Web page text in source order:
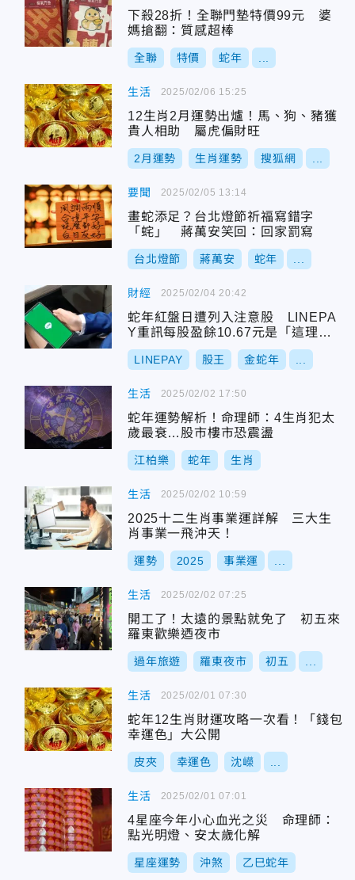
下殺28折！全聯門墊特價99元 婆
媽搶翻：質感超棒
全聯 特價 蛇年
生活
12生肖2月運勢出爐！馬、狗、豬獲
貴人相助 屬虎偏財旺
2月運勢 生肖運勢 搜狐網
2025/02/06 15:25
要聞
畫蛇添足？台北燈節祈福寫錯字
「䖳」 蔣萬安笑回：回家罰寫
台北燈節 蔣萬安 蛇年
2025/02/05 13:14
財經
蛇年紅盤日遭列入注意股 LINEPA
Y重訊每股盈餘10.67元是「這理
由」
LINEPAY 股王 金蛇年
2025/02/04 20:42
生活
蛇年運勢解析！命理師：4生肖犯太
歲最衰…股市樓市恐震盪
江柏樂 蛇年 生肖
2025/02/02 17:50
生活
2025十二生肖事業運詳解 三大生
肖事業一飛沖天！
運勢 2025 事業運
2025/02/02 10:59
生活
開工了！太遠的景點就免了 初五來
羅東歡樂迺夜市
過年旅遊 羅東夜市 初五
2025/02/02 07:25
生活
蛇年12生肖財運攻略一次看！「錢包
幸運色」大公開
皮夾 幸運色 沈嶸
2025/02/01 07:30
生活
4星座今年小心血光之災 命理師：
點光明燈、安太歲化解
星座運勢 沖煞 乙巳蛇年
2025/02/01 07:01